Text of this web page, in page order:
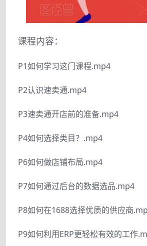
课程内容：
P1如何学习这门课程.mp4
P2认识速卖通.mp4
P3速卖通开店前的准备.mp4
P4如何选择类目？.mp4
P6如何做店铺布局.mp4
P7如何通过后台的数据选品.mp4
P8如何在1688选择优质的供应商
P9如何利用ERP更轻松有效的工作